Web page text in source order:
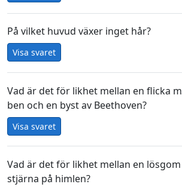
På vilket huvud växer inget hår?
Visa svaret
Vad är det för likhet mellan en flicka
ben och en byst av Beethoven?
Visa svaret
Vad är det för likhet mellan en
stjärna på himlen?